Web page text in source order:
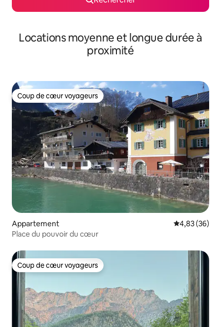
Locations moyenne et longue durée à
proximité
Coup de cœur voyageurs
Coup de cœur voyageurs
Appartement Évaluation
4,83 (36)
Place du pouvoir du cœur
Coup de cœur voyageurs
Coup de cœur voyageurs